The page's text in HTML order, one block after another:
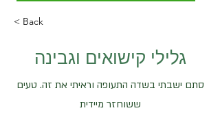
< Back
גלילי קישואים וגבינה
סתם ישבתי בשדה התעופה וראיתי את זה. טעים
ששוחזר מיידית